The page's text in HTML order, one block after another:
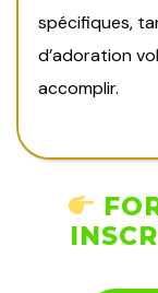
spécifiques,
d’adoration
accomplir.